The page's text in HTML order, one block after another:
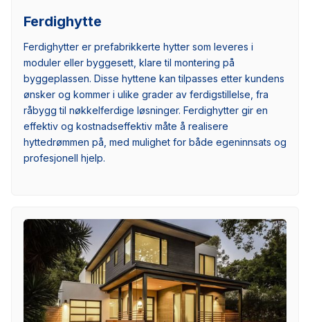
Ferdighytte
Ferdighytter er prefabrikkerte hytter som leveres i
moduler eller byggesett, klare til montering på
byggeplassen. Disse hyttene kan tilpasses etter kundens
ønsker og kommer i ulike grader av ferdigstillelse, fra
råbygg til nøkkelferdige løsninger. Ferdighytter gir en
effektiv og kostnadseffektiv måte å realisere
hyttedrømmen på, med mulighet for både egeninnsats og
profesjonell hjelp.